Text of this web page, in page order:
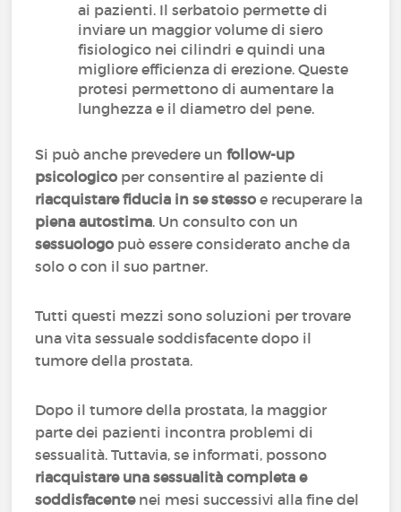
ai pazienti. Il serbatoio permette di
inviare un maggior volume di siero
fisiologico nei cilindri e quindi una
migliore efficienza di erezione. Queste
protesi permettono di aumentare la
lunghezza e il diametro del pene.
Si può anche prevedere unfollow-up
psicologico per consentire al paziente di
riacquistare fiducia in se stesso e recuperare la
piena autostima. Un consulto con un
sessuologo può essere considerato anche da
solo o con il suo partner.
Tutti questi mezzi sono soluzioni per trovare
una vita sessuale soddisfacente dopo il
tumore della prostata.
Dopo il tumore della prostata, la maggior
parte dei pazienti incontra problemi di
sessualità. Tuttavia, se informati, possono
riacquistare una sessualità completa e
soddisfacentenei mesi successivi alla fine del